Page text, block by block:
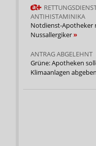
ANTIHISTAMINIKA
Notdienst-Apotheker
Nussallergiker
ANTRAG ABGELEHNT
Grüne: Apotheken
Klimaanlagen abgeben